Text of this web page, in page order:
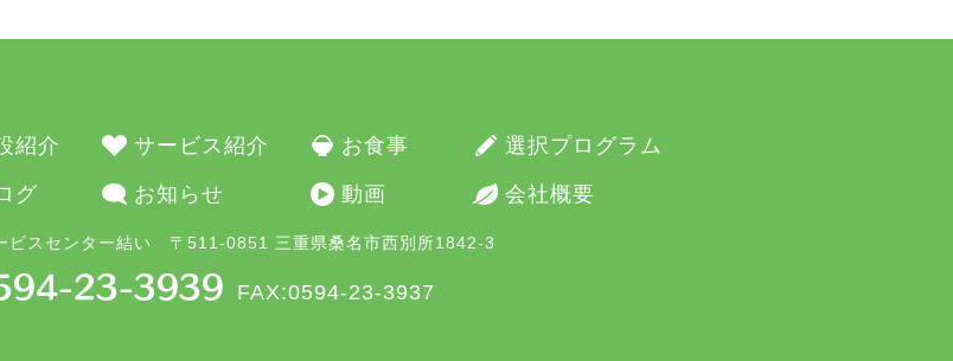
紹介 サービス紹介 お食事 選択プログラム
グ お知らせ 動画 会社概要
ビスセンター結い 〒511-0851 三重県桑名市西別所1842-3
FAX:0594-23-3937